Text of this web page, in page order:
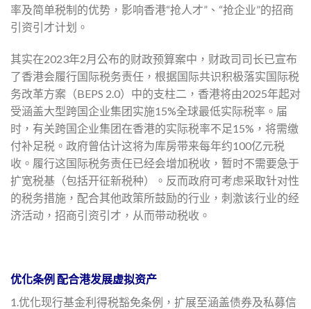
率及简单税制的优势，影响香港“抢人才”、“抢企业”的招商
引资引才计划。
其实在2023年2月公布的财政预算案中，财政司司长已宣布
了香港会履行国际税务责任，根据国际共识积极落实国际税
务改革方案（BEPS 2.0）中的支柱二，香港将由2025年起对
受涵盖大型跨国企业集团实施15%全球最低实际税率。届
时，有关跨国企业集团在香港的实际税率不足15%，将需缴
付补足税。政府曾估计这将为库房带来每年约100亿元税
收。履行这国际税务责任已经会增加税收，暂时不需要急于
扩宽税基（包括开征新税种）。反而政府可考虑采取针对性
的税务措施，配合其他政策所鼓励的行业，刺激该行业的经
济活动，招商引资引才，从而带动税收。
优化条例 配合港发展虚拟资产
1.优化现行基金利得税豁免条例，扩展至涵盖债券及私募信